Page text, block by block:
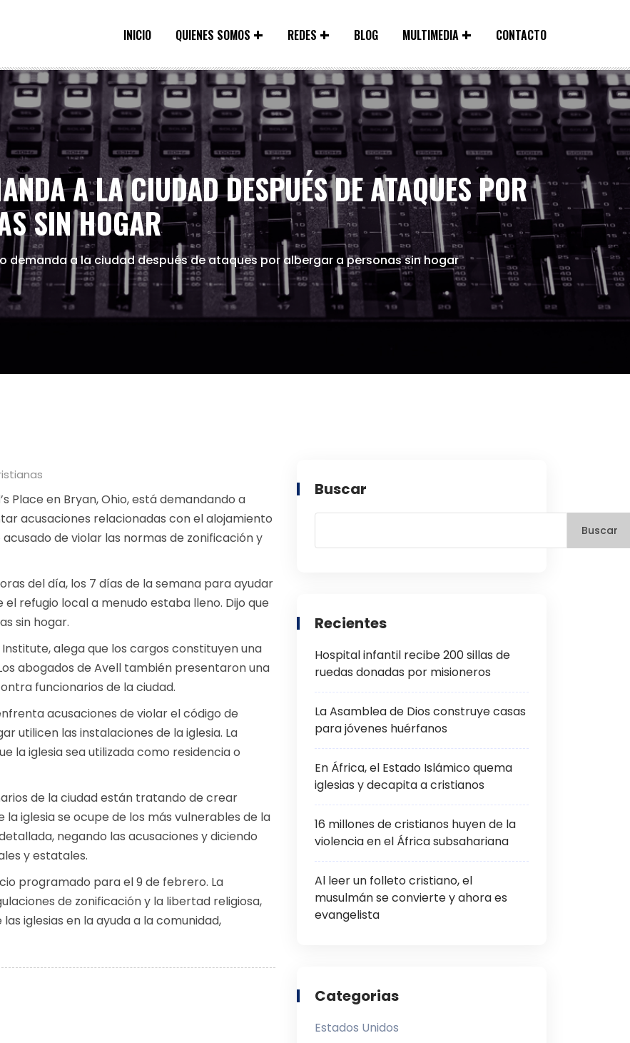
INICIO QUIENES SOMOS REDES BLOG MULTIMEDIA CONTACTO
A LA CIUDAD DESPUÉS DE ATAQUES POR
SIN HOGAR
demanda a la ciudad después de ataques por albergar a personas sin hogar
Place en Bryan, Ohio, está demandando a
acusaciones relacionadas con el alojamiento
de violar las normas de zonificación y
del día, los 7 días de la semana para ayudar
refugio local a menudo estaba lleno. Dijo que
sin hogar.
alega que los cargos constituyen una
abogados de Avell también presentaron una
funcionarios de la ciudad.
acusaciones de violar el código de
utilicen las instalaciones de la iglesia. La
la iglesia sea utilizada como residencia o
de la ciudad están tratando de crear
iglesia se ocupe de los más vulnerables de la
negando las acusaciones y diciendo
y estatales.
programado para el 9 de febrero. La
de zonificación y la libertad religiosa,
iglesias en la ayuda a la comunidad,
Buscar
Buscar
Recientes
Hospital infantil recibe 200 sillas de
ruedas donadas por misioneros
La Asamblea de Dios construye casas
para jóvenes huérfanos
En África, el Estado Islámico quema
iglesias y decapita a cristianos
16 millones de cristianos huyen de la
violencia en el África subsahariana
Al leer un folleto cristiano, el
musulmán se convierte y ahora es
evangelista
Categorias
Estados Unidos